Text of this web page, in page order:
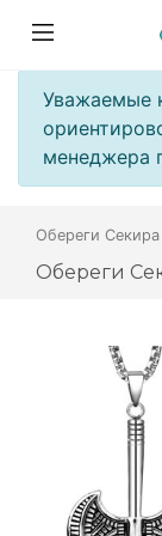
Уважаемые
менеджера
Обереги Секира
Обереги